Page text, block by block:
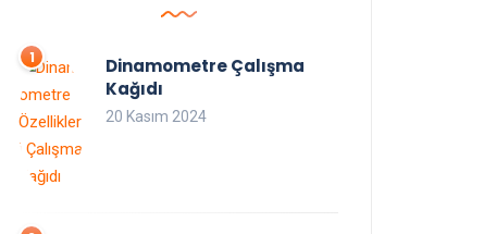
Dinamometre Çalışma
Kağıdı
20 Kasım 2024